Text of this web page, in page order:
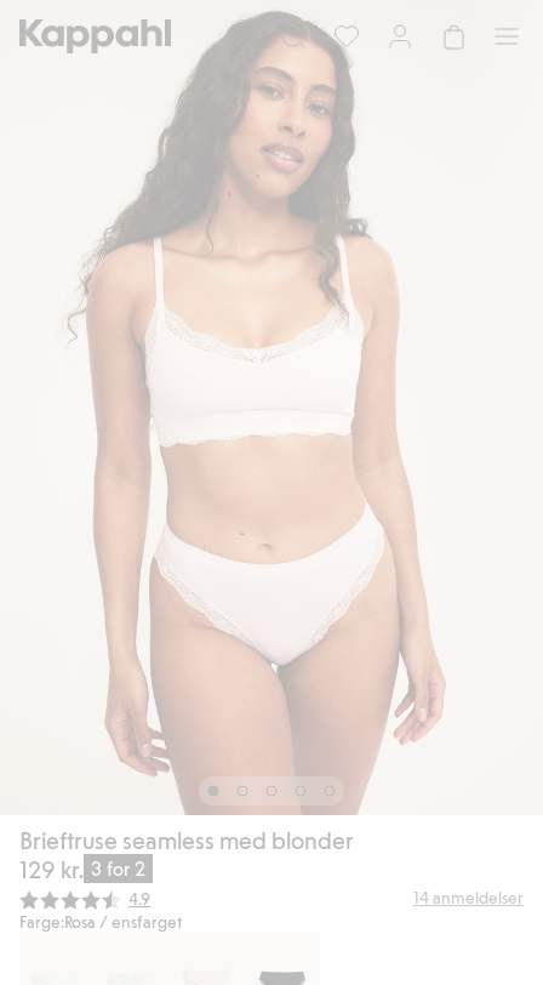
Brieftruse seamless med blonder
129 kr. 3 for 2
Gjennomsnittskarakter:
4.9 14anmeldelser
Farge:Rosa / ensfarget